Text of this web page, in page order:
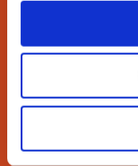
Accede